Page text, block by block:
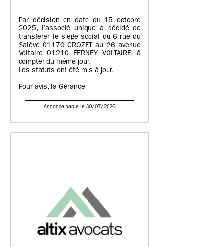
Par décision en date du 15 octobre
2025, l’associé unique a décidé de
transférer le siège social du 6 rue du
Salève 01170 CROZET au 26 avenue
Voltaire 01210 FERNEY VOLTAIRE, à
compter du même jour.
Les statuts ont été mis à jour.
Pour avis, la Gérance
Annonce parue le 30/07/2026